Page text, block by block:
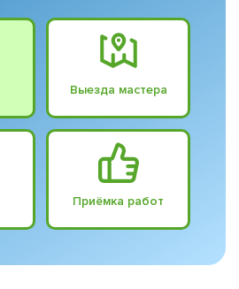
Выезда мастера
Приёмка работ